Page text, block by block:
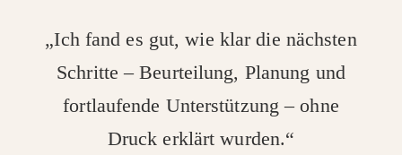
„Ich fand es gut, wie klar die nächsten
Schritte – Beurteilung, Planung und
fortlaufende Unterstützung – ohne
Druck erklärt wurden.“